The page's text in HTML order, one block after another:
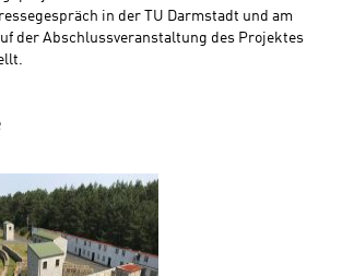
in der TU Darmstadt und am
der Abschlussveranstaltung des Projektes